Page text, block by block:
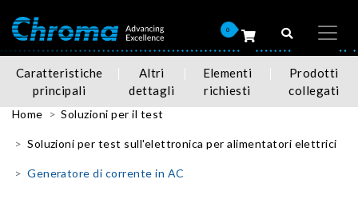
0
Caratteristiche
principali
Altri
dettagli
Elementi
richiesti
Prodotti
collegati
Home Soluzioni per il test
Soluzioni per test sull'elettronica per alimentatori elettrici
Generatore di corrente in AC